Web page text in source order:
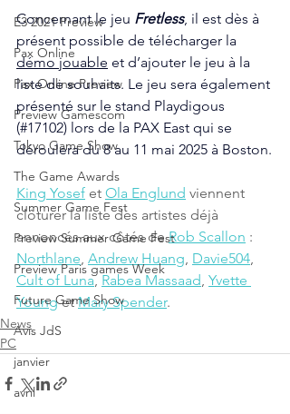
E3 2021 Preview
Pax Online
Pax Online Preview
Preview Gamescom
Tokyo Game Show
The Game Awards
Summer Game Fest
Preview Summer Game Fest
Preview Paris games Week
Future Game Show
Avis JdS
janvier
avril
Concernant le jeu Fretless, il est dès à
présent possible de télécharger la
démo jouable et d’ajouter le jeu à la
liste de souhaits. Le jeu sera également
présenté sur le stand Playdigous
(#17102) lors de la PAX East qui se
déroulera du 8 au 11 mai 2025 à Boston.
King Yosef et Ola Englund viennent
clôturer la liste des artistes déjà
annoncés aux côtés de Rob Scallon :
Northlane Andrew Huang Davie504
Cult of Luna, Rabea Massaad Yvette
Young et Mary Spender.
News
PC